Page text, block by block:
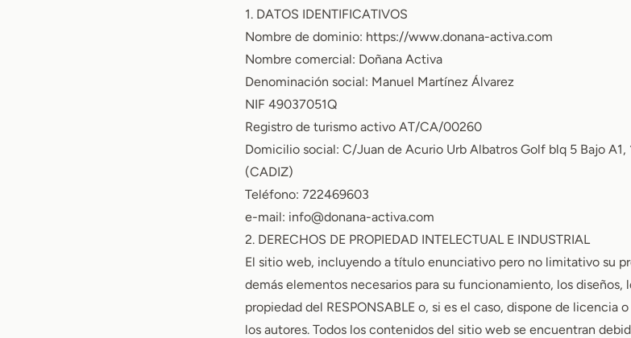
1. DATOS IDENTIFICATIVOS
Nombre de dominio: https://www.donana-activa.com
Nombre comercial: Doñana Activa
Denominación social: Manuel Martínez Álvarez
NIF 49037051Q
Registro de turismo activo AT/CA/00260
Domicilio social: C/Juan de Acurio Urb Albatros Golf blq 5 Bajo A1,
(CADIZ)
Teléfono: 722469603
e-mail: info@donana-activa.com
2. DERECHOS DE PROPIEDAD INTELECTUAL E INDUSTRIAL
El sitio web, incluyendo a título enunciativo pero no limitativo su
demás elementos necesarios para su funcionamiento, los
propiedad del RESPONSABLE o, si es el caso, dispone de licencia
los autores. Todos los contenidos del sitio web se encuentran